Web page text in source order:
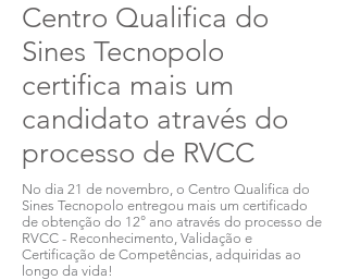
Centro Qualifica do
Sines Tecnopolo
certifica mais um
candidato através do
processo de RVCC
No dia 21 de novembro, o Centro Qualifica do
Sines Tecnopolo entregou mais um certificado
de obtenção do 12° ano através do processo de
RVCC - Reconhecimento, Validação e
Certificação de Competências, adquiridas ao
longo da vida!